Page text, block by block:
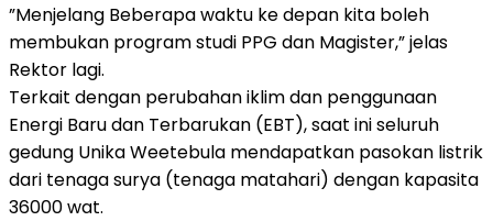
”Menjelang Beberapa waktu ke depan kita boleh
membukan program studi PPG dan Magister,” jelas
Rektor lagi.
Terkait dengan perubahan iklim dan penggunaan
Energi Baru dan Terbarukan (EBT), saat ini seluruh
gedung Unika Weetebula mendapatkan pasokan listrik
dari tenaga surya (tenaga matahari) dengan kapasita
36000 wat.